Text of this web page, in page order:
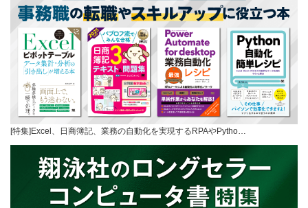
[特集]Excel、日商簿記、業務の自動化を実現するRPAやPytho…